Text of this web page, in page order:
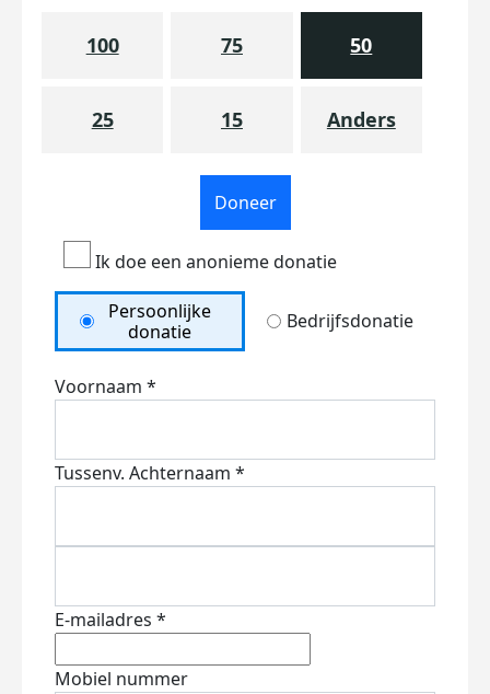
100 75 50
25 15 Anders
Doneer
Ik doe een anonieme donatie
Persoonlijke
donatie
Bedrijfsdonatie
Voornaam *
Tussenv. Achternaam *
E-mailadres *
Mobiel nummer